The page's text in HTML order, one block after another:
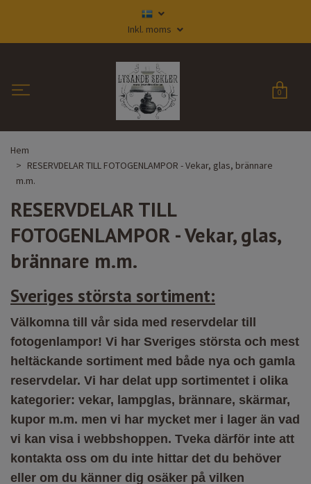
Inkl. moms
0
Hem
RESERVDELAR TILL FOTOGENLAMPOR - Vekar, glas, brännare
m.m.
RESERVDELAR TILL
FOTOGENLAMPOR - Vekar, glas,
brännare m.m.
Sveriges största sortiment:
Välkomna till vår sida med reservdelar till
fotogenlampor! Vi har Sveriges största och mest
heltäckande sortiment med både nya och gamla
reservdelar. Vi har delat upp sortimentet i olika
kategorier: vekar, lampglas, brännare, skärmar,
kupor m.m. men vi har mycket mer i lager än vad
vi kan visa i webbshoppen. Tveka därför inte att
kontakta oss om du inte hittar det du behöver
eller om du känner dig osäker på vilken